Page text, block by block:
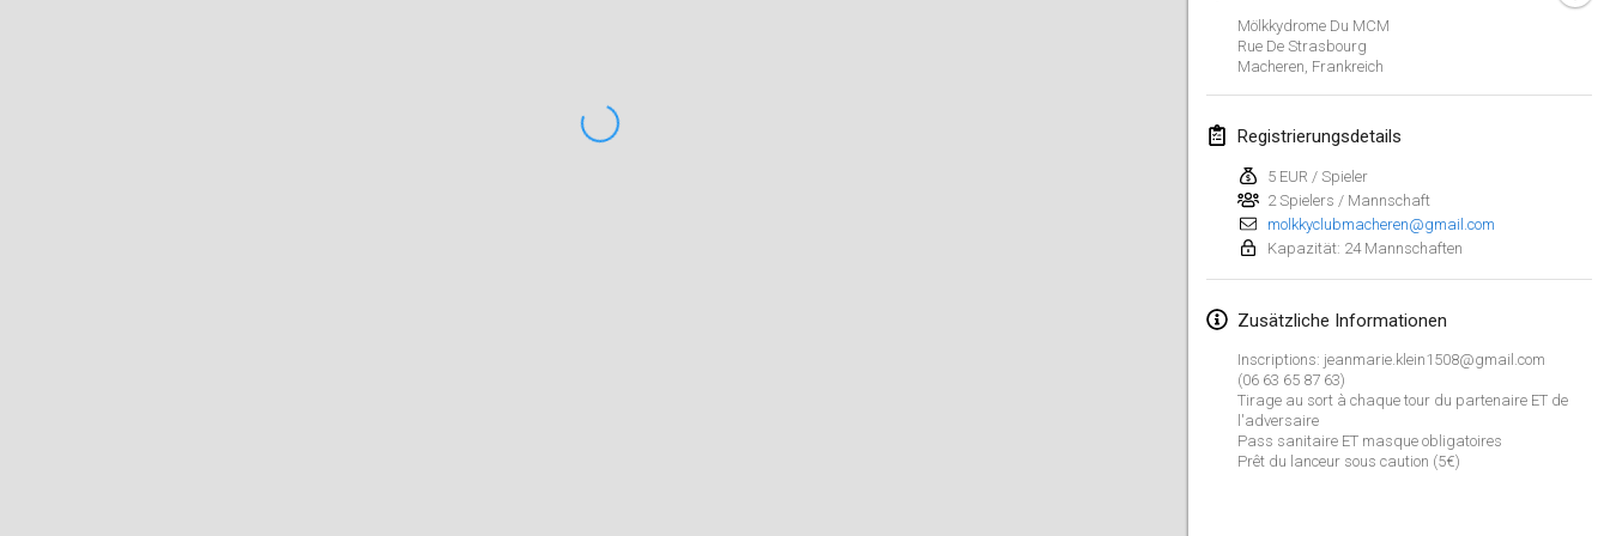
Mölkkydrome Du MCM
Rue De Strasbourg
Macheren Frankreich
Registrierungsdetails
5 EUR / Spieler
2 Spielers / Mannschaft
molkkyclubmacheren@gmail.com
Kapazität: 24 Mannschaften
Zusätzliche Informationen
Inscriptions: jeanmarie.klein1508@gmail.com
(06 63 65 87 63)
Tirage au sort à chaque tour du partenaire ET de
l'adversaire
Pass sanitaire ET masque obligatoires
Prêt du lanceur sous caution (5€)
Open de Boulay Triplette
20. März 2021|Frankreich
April 2021
Tournoi du printemps confiné
9. Apr. 2021|Frankreich
ABGESAGT
Halové MČR Trojnásobný - Czech Indoor Triple
10. Apr. 2021
ABGESAGT
Doublette du Molkkamis
24. Apr. 2021|Belgien